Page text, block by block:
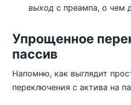
выход с преампа, о чем
Упрощенное
пассив
Напомню, как выглядит
переключения с актива на